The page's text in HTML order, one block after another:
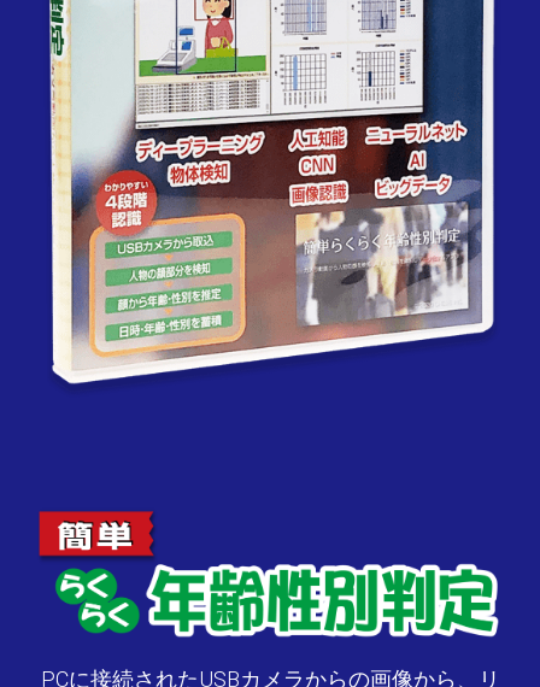
PCに接続されたUSBカメラからの画像から、リ